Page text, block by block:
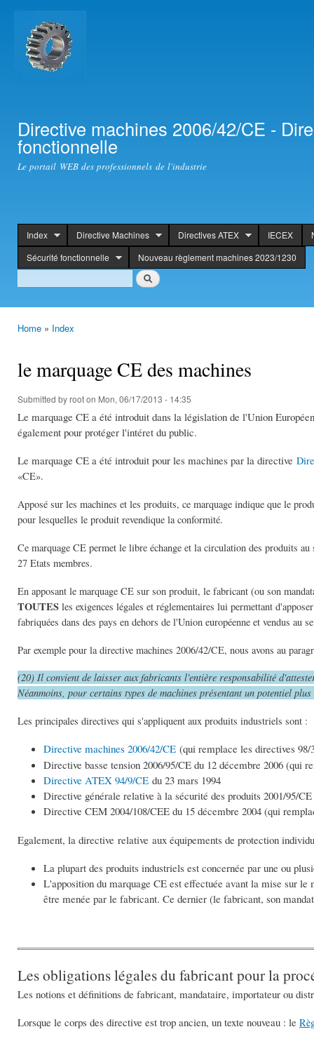
Directive machines 2006/42/CE -
fonctionnelle
Le portail WEB des professionnels de l'industrie
header
Index Directive Machines Directives ATEX IECEX
Sécurité fonctionnelle
Nouveau règlement machines 2023/1230
Search
Search
Home » Index
le marquage CE des machines
Submitted byrooton Mon, 06/17/2013 - 14:35
Le marquage CE a été introduit dans la législation de l'Union
également pour protéger l'intéret du public.
Le marquage CE a été introduit pour les machines par la directive
«CE».
Apposé sur les machines et les produits, ce marquage indique que le
pour lesquelles le produit revendique la conformité.
Ce marquage CE permet le libre échange et la circulation des produits
27 Etats membres.
En apposant le marquage CE sur son produit, le fabricant (ou son
TOUTES les exigences légales et réglementaires lui permettant
fabriquées dans des pays en dehors de l'Union européenne et vendus au
Par exemple pour la directive machines 2006/42/CE, nous avons au
(20) Il convient de laisser aux fabricants l'entière responsabilité
Néanmoins, pour certains types de machines présentant un potentiel
Les principales directives qui s'appliquent aux produits industriels sont :
Directive machines 2006/42/CE (qui remplace les directives
Directive basse tension 2006/95/CE du 12 décembre 2006 (qui
Directive ATEX 94/9/CEdu 23 mars 1994
Directive générale relative à la sécurité des produits 2001/95/CE
Directive CEM 2004/108/CEE du 15 décembre 2004 (qui
Egalement, la directive relative aux équipements de protection
La plupart des produits industriels est concernée par une ou
L'apposition du marquage CE est effectuée avant la mise sur
être menée par le fabricant. Ce dernier (le fabricant, son
Les obligations légales du fabricant pour la
Les notions et définitions de fabricant, mandataire, importateur ou
Lorsque le corps des directive est trop ancien, un texte nouveau : le